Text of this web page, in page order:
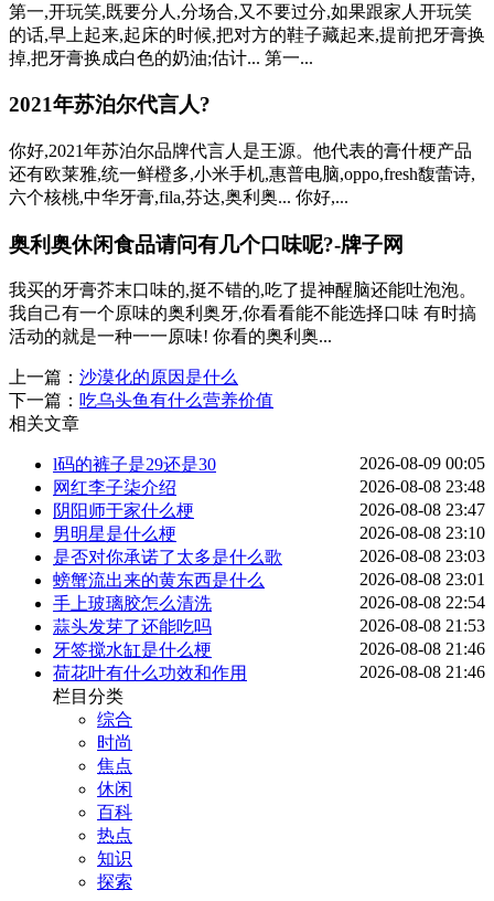
第一,开玩笑,既要分人,分场合,又不要过分,如果跟家人开玩笑
的话,早上起来,起床的时候,把对方的鞋子藏起来,提前把牙膏换
掉,把牙膏换成白色的奶油;估计... 第一...
2021年苏泊尔代言人?
你好,2021年苏泊尔品牌代言人是王源。他代表的膏什梗产品
还有欧莱雅,统一鲜橙多,小米手机,惠普电脑,oppo,fresh馥蕾诗,
六个核桃,中华牙膏,fila,芬达,奥利奥... 你好,...
奥利奥休闲食品请问有几个口味呢?-牌子网
我买的牙膏芥末口味的,挺不错的,吃了提神醒脑还能吐泡泡。
我自己有一个原味的奥利奥牙,你看看能不能选择口味 有时搞
活动的就是一种一一原味! 你看的奥利奥...
上一篇： 沙漠化的原因是什么
下一篇： 吃乌头鱼有什么营养价值
相关文章
l码的裤子是29还是30
2026-08-09 00:05
网红李子柒介绍
2026-08-08 23:48
阴阳师于家什么梗
2026-08-08 23:47
男明星是什么梗
2026-08-08 23:10
是否对你承诺了太多是什么歌
2026-08-08 23:03
螃蟹流出来的黄东西是什么
2026-08-08 23:01
手上玻璃胶怎么清洗
2026-08-08 22:54
蒜头发芽了还能吃吗
2026-08-08 21:53
牙签搅水缸是什么梗
2026-08-08 21:46
荷花叶有什么功效和作用
2026-08-08 21:46
栏目分类
综合
时尚
焦点
休闲
百科
热点
知识
探索